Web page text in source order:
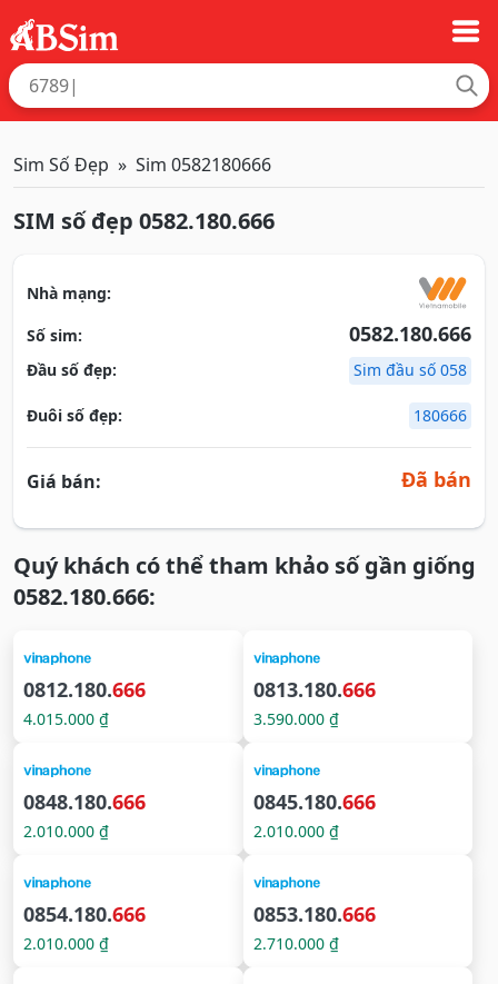
Sim Số Đẹp Sim 0582180666
SIM số đẹp 0582.180.666
Nhà mạng:
Số sim:
0582.180.666
Đầu số đẹp: Sim đầu số 058
Đuôi số đẹp: 180666
Giá bán: Đã bán
Quý khách có thể tham khảo số gần giống
0582.180.666:
0812.180.666
4.015.000 ₫
0813.180.666
3.590.000 ₫
0848.180.666
2.010.000 ₫
0845.180.666
2.010.000 ₫
0854.180.666
2.010.000 ₫
0853.180.666
2.710.000 ₫